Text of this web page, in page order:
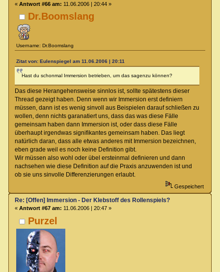
Dr.Boomslang
Username: Dr.Boomslang
« Antwort #66 am: 11.06.2006 | 20:44 »
Zitat von: Eulenspiegel am 11.06.2006 | 20:11
Hast du schonmal Immersion betrieben, um das sagenzu können?
Das diese Herangehensweise sinnlos ist, sollte spätestens dieser
Thread gezeigt haben. Denn wenn wir Immersion erst definiern
müssen, dann ist es wenig sinvoll aus Beispielen darauf schließen zu
wollen, denn nichts garanatiert uns, dass das was diese Fälle
gemeinsam haben dann Immersion ist, oder dass diese Fälle
überhaupt irgendwas signifikantes gemeinsam haben. Das liegt
natürlich daran, dass alle etwas anderes mit Immersion bezeichnen,
eben grade weil es noch keine Definition gibt.
Wir müssen also wohl oder übel ersteinmal definieren und dann
nachsehen wie diese Definition auf die Praxis anzuwenden ist und
ob sie uns sinvolle Differenzierungen erlaubt.
Gespeichert
Purzel
Re: [Offen] Immersion - Der Klebstoff des Rollenspiels?
« Antwort #67 am: 11.06.2006 | 20:47 »